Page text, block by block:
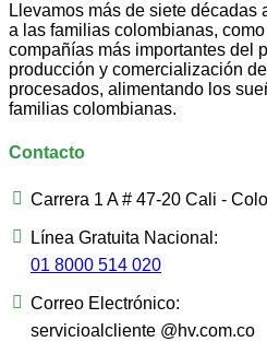
Llevamos más de siete décadas
a las familias colombianas,
compañías más importantes del
producción y comercialización
procesados, alimentando los
familias colombianas.
Contacto
Carrera 1 A # 47-20 Cali -
Línea Gratuita Nacional:
01 8000 514 020
Correo Electrónico:
servicioalcliente @hv.com.co